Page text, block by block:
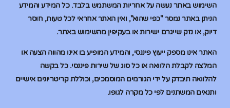
השימוש באתר נעשה על אחריות המשתמש בלבד. כל המידע והמידע
הניתן באתר נמסר "כפי שהוא", ואין האתר אחראי לכל טעות, חוסר
דיוק, או נזק שייגרם ישירות או בעקיפין מהשימוש באתר.
האתר אינו מספק ייעוץ פיננסי, והמידע המופיע בו אינו מהווה הצעה או
המלצה לקבלת הלוואה או כל סוג של שירות פיננסי. כל בקשה
להלוואה תיבדק על ידי הגורמים המוסמכים, וכוללת קריטריונים אישיים
ותנאים המשתנים לפי כל מקרה לגופו.